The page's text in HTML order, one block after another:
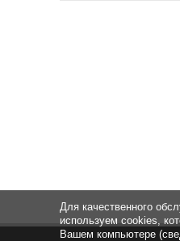
Для качественного
используем cookies,
Вашем компьютере